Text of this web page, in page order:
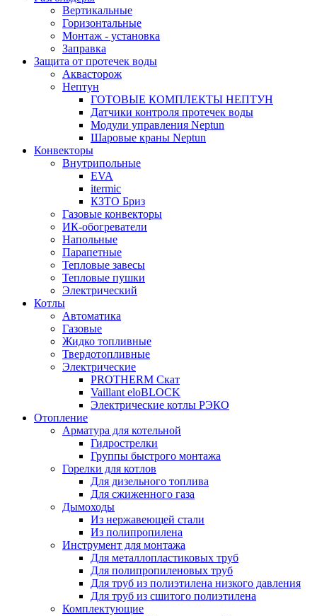
Вертикальные
Горизонтальные
Монтаж - установка
Заправка
Защита от протечек воды
Аквасторож
Нептун
ГОТОВЫЕ КОМПЛЕКТЫ НЕПТУН
Датчики контроля протечек воды
Модули управления Neptun
Шаровые краны Neptun
Конвекторы
Внутрипольные
EVA
itermic
КЗТО Бриз
Газовые конвекторы
ИК-обогреватели
Напольные
Парапетные
Тепловые завесы
Тепловые пушки
Электрический
Котлы
Автоматика
Газовые
Жидко топливные
Твердотопливные
Электрические
PROTHERM Скат
Vaillant eloBLOCK
Электрические котлы РЭКО
Отопление
Арматура для котельной
Гидрострелки
Группы быстрого монтажа
Горелки для котлов
Для дизельного топлива
Для сжиженного газа
Дымоходы
Из нержавеющей стали
Из полипропилена
Инструмент для монтажа
Для металлопластиковых труб
Для полипропиленовых труб
Для труб из полиэтилена низкого давления
Для труб из сшитого полиэтилена
Комплектующие